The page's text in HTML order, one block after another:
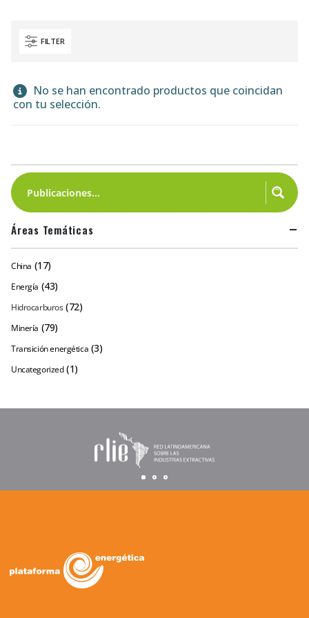
FILTER
No se han encontrado productos que coincidan
con tu selección.
Áreas Temáticas
China (17)
Energía (43)
Hidrocarburos (72)
Minería (79)
Transición energética (3)
Uncategorized (1)